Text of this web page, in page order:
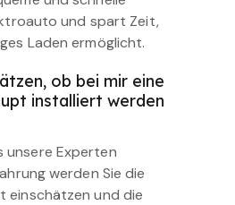
und spart Zeit,
Laden ermöglicht.
ob bei mir eine
installiert werden
unsere Experten
werden Sie die
einschätzen und die